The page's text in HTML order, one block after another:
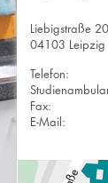
Liebigstraße
04103 Leipzig
Telefon:
Fax:
E-Mail: